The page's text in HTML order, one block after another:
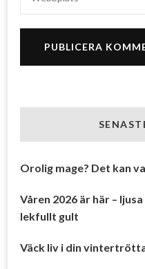
Orolig mage? Det kan
Våren 2026 är här –
lekfullt gult
Väck liv i din